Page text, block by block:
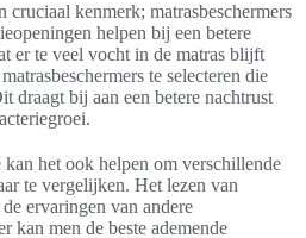
cruciaal kenmerk; matrasbeschermers
helpen bij een betere
er te veel vocht in de matras blijft
te selecteren die
draagt bij aan een betere nachtrust
het ook helpen om verschillende
te vergelijken. Het lezen van
ervaringen van andere
kan men de beste ademende